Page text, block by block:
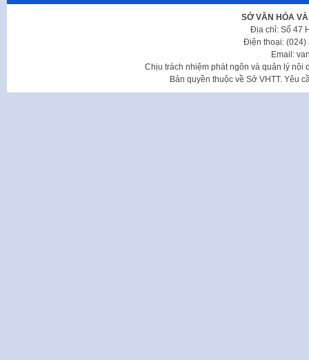
SỞ VĂN HÓA
Địa chỉ: Số 47
Điện thoại: (024)
Email:
Chịu trách nhiệm phát ngôn và quản lý nội
Bản quyền thuộc về Sở VHTT. Yêu